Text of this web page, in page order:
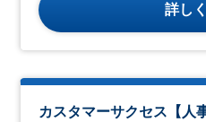
詳し
カスタマーサクセス【人